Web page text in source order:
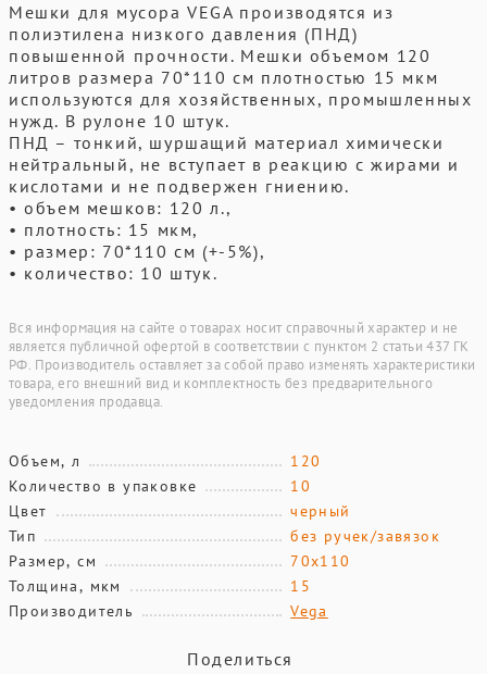
Мешки для мусора VEGA производятся из
полиэтилена низкого давления (ПНД)
повышенной прочности. Мешки объемом 120
литров размера 70*110 см плотностью 15 мкм
используются для хозяйственных, промышленных
нужд. В рулоне 10 штук.
ПНД – тонкий, шуршащий материал химически
нейтральный, не вступает в реакцию с жирами и
кислотами и не подвержен гниению.
• объем мешков: 120 л.,
• плотность: 15 мкм,
• размер: 70*110 см (+-5%),
• количество: 10 штук.
Вся информация на сайте о товарах носит справочный характер и не
является публичной офертой в соответствии с пунктом 2 статьи 437 ГК
РФ. Производитель оставляет за собой право изменять характеристики
товара, его внешний вид и комплектность без предварительного
уведомления продавца.
Объем, л
120
Количество в упаковке
10
Цвет
черный
Тип
без ручек/завязок
Размер, см
70х110
Толщина, мкм
15
Производитель
Vega
Поделиться